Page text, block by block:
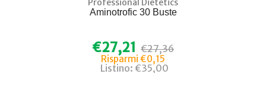
Professional Dietetics
Aminotrofic 30 Buste
€27,21 €27,36
Risparmi €0,15
Listino: €35,00